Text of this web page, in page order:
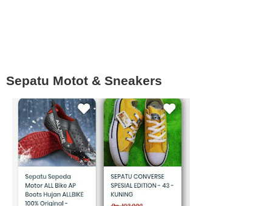
Sepatu Motot & Sneakers